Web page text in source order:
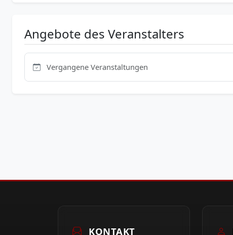
Angebote des Veranstalters
Vergangene Veranstaltungen
KONTAKT